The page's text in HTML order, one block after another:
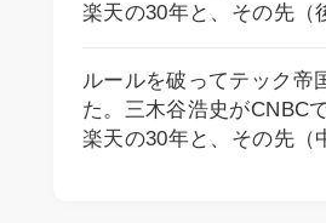
楽天の30年と、その先（
ルールを破ってテック帝
た。三木谷浩史がCNBC
楽天の30年と、その先（